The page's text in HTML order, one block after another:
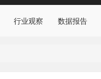
行业观察 数据报告